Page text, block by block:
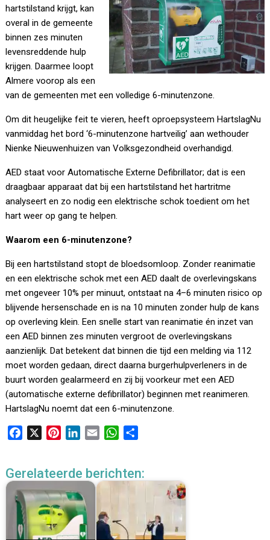
hartstilstand krijgt, kan
overal in de gemeente
binnen zes minuten
levensreddende hulp
krijgen. Daarmee loopt
Almere voorop als een
van de gemeenten met een volledige 6-minutenzone.
Om dit heugelijke feit te vieren, heeft oproepsysteem HartslagNu
vanmiddag het bord ‘6-minutenzone hartveilig’ aan wethouder
Nienke Nieuwenhuizen van Volksgezondheid overhandigd.
AED staat voor Automatische Externe Defibrillator; dat is een
draagbaar apparaat dat bij een hartstilstand het hartritme
analyseert en zo nodig een elektrische schok toedient om het
hart weer op gang te helpen.
Waarom een 6-minutenzone?
Bij een hartstilstand stopt de bloedsomloop. Zonder reanimatie
en een elektrische schok met een AED daalt de overlevingskans
met ongeveer 10% per minuut, ontstaat na 4–6 minuten risico op
blijvende hersenschade en is na 10 minuten zonder hulp de kans
op overleving klein. Een snelle start van reanimatie én inzet van
een AED binnen zes minuten vergroot de overlevingskans
aanzienlijk. Dat betekent dat binnen die tijd een melding via 112
moet worden gedaan, direct daarna burgerhulpverleners in de
buurt worden gealarmeerd en zij bij voorkeur met een AED
(automatische externe defibrillator) beginnen met reanimeren.
HartslagNu noemt dat een 6-minutenzone.
e
b
o
o
k
t
e
r
e
s
k
d
I
n
i
W
t
p
p
e
Gerelateerde berichten: